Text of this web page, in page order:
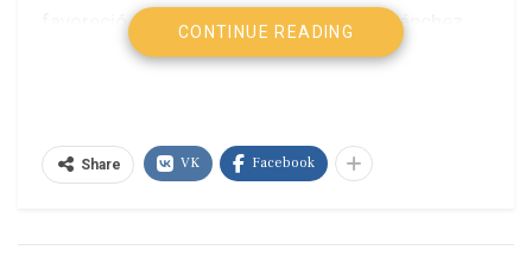
favoreció mayoritariamente a Roberto Sánchez,
las actas del extranjero han modificado el
de la voluntad expresada en el llamado “Perú
profundo”.
CONTINUE READING
Share VK Facebook